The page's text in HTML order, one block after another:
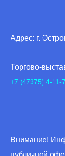
Адрес: г.
Торгово-
+7 (47375) 4-11-
Внимание!